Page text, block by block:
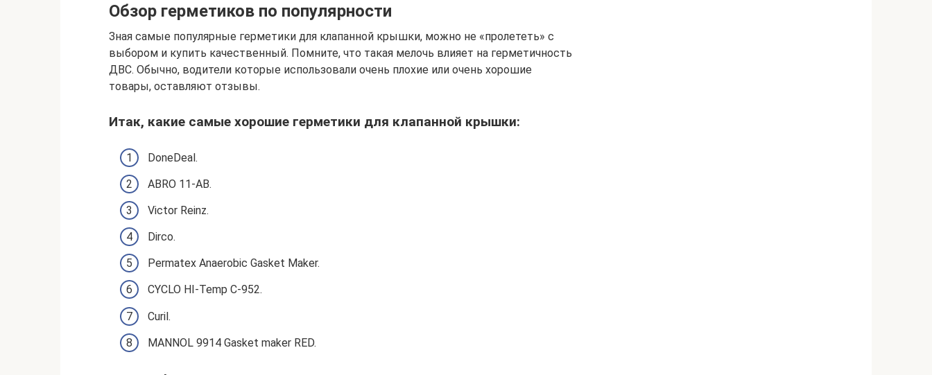
Обзор герметиков по популярности
Зная самые популярные герметики для клапанной крышки, можно не «пролететь» с
выбором и купить качественный. Помните, что такая мелочь влияет на герметичность
ДВС. Обычно, водители которые использовали очень плохие или очень хорошие
товары, оставляют отзывы.
Итак, какие самые хорошие герметики для клапанной крышки:
DoneDeal.
ABRO 11-AB.
Victor Reinz.
Dirco.
Permatex Anaerobic Gasket Maker.
CYCLO HI-Temp C-952.
Curil.
MANNOL 9914 Gasket maker RED.